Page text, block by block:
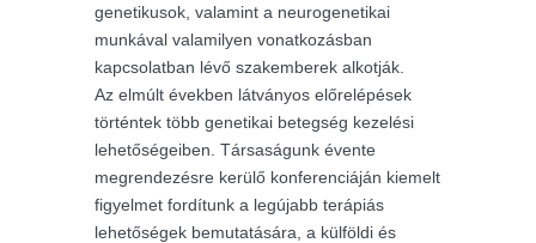
genetikusok, valamint a neurogenetikai
munkával valamilyen vonatkozásban
kapcsolatban lévő szakemberek alkotják.
Az elmúlt években látványos előrelépések
történtek több genetikai betegség kezelési
lehetőségeiben. Társaságunk évente
megrendezésre kerülő konferenciáján kiemelt
figyelmet fordítunk a legújabb terápiás
lehetőségek bemutatására, a külföldi és